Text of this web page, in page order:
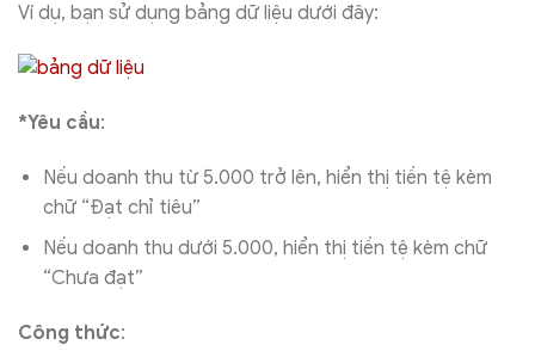
Ví dụ, bạn sử dụng bảng dữ liệu dưới đây:
*Yêu cầu:
Nếu doanh thu từ 5.000 trở lên, hiển thị tiền tệ kèm
chữ “Đạt chỉ tiêu”
Nếu doanh thu dưới 5.000, hiển thị tiền tệ kèm chữ
“Chưa đạt”
Công thức: